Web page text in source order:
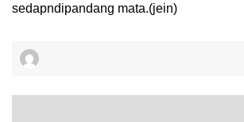
sedapndipandang mata.(jein)